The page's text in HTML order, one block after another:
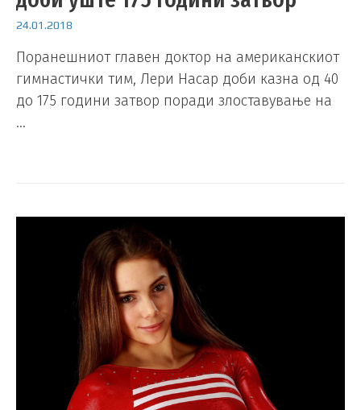
24.01.2018
Поранешниот главен доктор на американскиот
гимнастички тим, Лери Насар доби казна од 40
до 175 години затвор поради злоставување на
…